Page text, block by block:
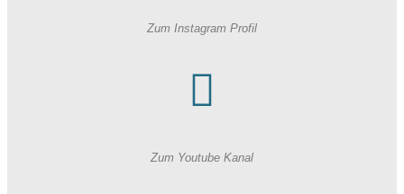
Zum Instagram Profil
Zum Youtube Kanal